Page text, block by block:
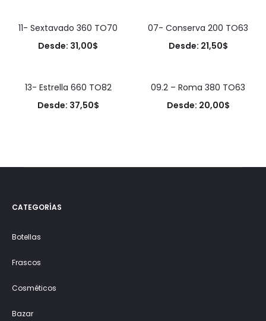
11- Sextavado 360 TO70
Desde: 31,00$
07- Conserva 200 TO63
Desde: 21,50$
13- Estrella 660 TO82
Desde: 37,50$
09.2 – Roma 380 TO63
Desde: 20,00$
CATEGORÍAS
Botellas
Frascos
Cosméticos
Bazar